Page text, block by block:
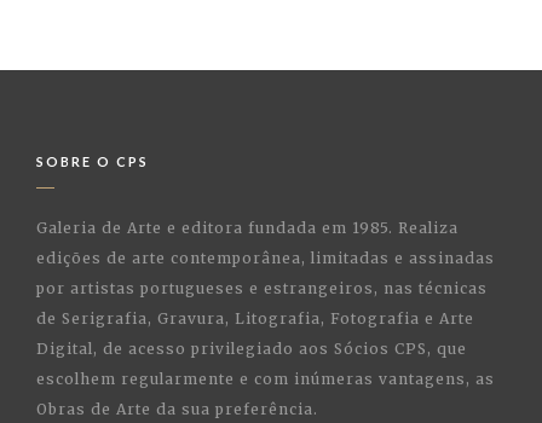
SOBRE O CPS
Galeria de Arte e editora fundada em 1985. Realiza
edições de arte contemporânea, limitadas e assinadas
por artistas portugueses e estrangeiros, nas técnicas
de Serigrafia, Gravura, Litografia, Fotografia e Arte
Digital, de acesso privilegiado aos Sócios CPS, que
escolhem regularmente e com inúmeras vantagens, as
Obras de Arte da sua preferência.